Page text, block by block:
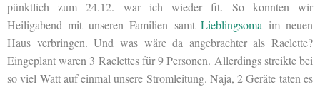
pünktlich zum 24.12. war ich wieder fit. So konnten wir
Heiligabend mit unseren Familien samtLieblingsoma im neuen
Haus verbringen. Und was wäre da angebrachter als Raclette?
Eingeplant waren 3 Raclettes für 9 Personen. Allerdings streikte bei
so viel Watt auf einmal unsere Stromleitung. Naja, 2 Geräte taten es